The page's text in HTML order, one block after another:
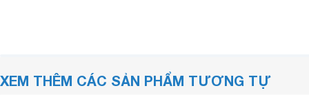
XEM THÊM CÁC SẢN PHẨM TƯƠNG TỰ